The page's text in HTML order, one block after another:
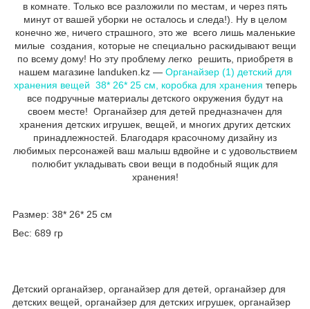
в комнате. Только все разложили по местам, и через пять
минут от вашей уборки не осталось и следа!). Ну в целом
конечно же, ничего страшного, это же всего лишь маленькие
милые создания, которые не специально раскидывают вещи
по всему дому! Но эту проблему легко решить, приобретя в
нашем магазине landuken.kz ― Органайзер (1) детский для
хранения вещей 38* 26* 25 см, коробка для хранения теперь
все подручные материалы детского окружения будут на
своем месте! Органайзер для детей предназначен для
хранения детских игрушек, вещей, и многих других детских
принадлежностей. Благодаря красочному дизайну из
любимых персонажей ваш малыш вдвойне и с удовольствием
полюбит укладывать свои вещи в подобный ящик для
хранения!
Размер: 38* 26* 25 см
Вес: 689 гр
Детский органайзер, органайзер для детей, органайзер для
детских вещей, органайзер для детских игрушек, органайзер